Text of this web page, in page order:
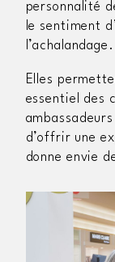
personnalité
le sentiment
l’achalandage.
Elles
essentiel des
d’offrir une
donne envie